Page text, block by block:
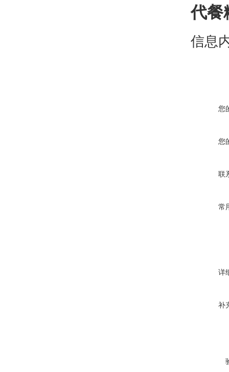
代餐
信息
您
您
联
常
详
补